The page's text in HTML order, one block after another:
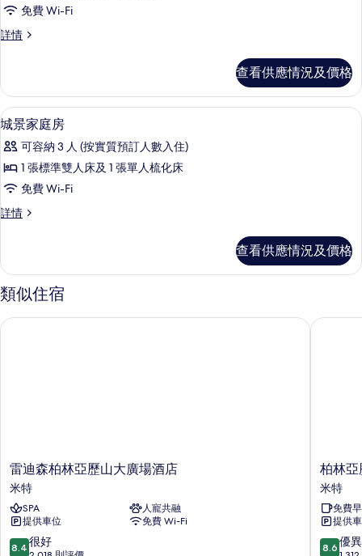
免費 Wi-Fi
詳情
家
多
張
床
情
查看供應情況及價格
載
入
所
有
景
庭
房
的
相
防敏寢具、房內夾萬、書桌、手提電
8
城景家庭房
可容納 3 人 (按實質預訂人數入住)
1 張標準雙人床及 1 張單人梳化床
免費 Wi-Fi
詳情
城
房
詳
情
查看供應情況及價格
類似住宿
雷
迪
森
柏
林
亞
雷迪森柏林亞歷山大廣場酒店
米特
SPA
人寵共融
提供車位
免費 Wi-Fi
8.4
8.4 很好
雷迪森柏林亞歷山大廣場酒店
柏
林
亞
歷
山
大
柏林亞
米特
免費
提供
8.6
8.6 優異
柏林亞